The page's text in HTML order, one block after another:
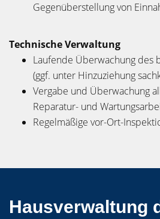
Gegenüberstellung von
Technische Verwaltung
Laufende Überwachung des
(ggf. unter Hinzuziehung
Vergabe und Überwachung
Reparatur- und
Regelmäßige vor-Ort-
Hausverwaltung